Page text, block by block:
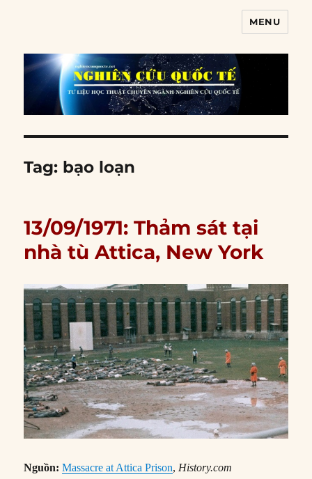
MENU
Tag: bạo loạn
13/09/1971: Thảm sát tại
nhà tù Attica, New York
Nguồn: Massacre at Attica Prison, History.com